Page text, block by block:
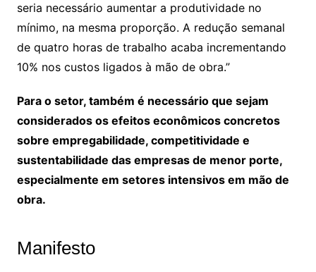
seria necessário aumentar a produtividade no
mínimo, na mesma proporção. A redução semanal
de quatro horas de trabalho acaba incrementando
10% nos custos ligados à mão de obra.”
Para o setor, também é necessário que sejam
considerados os efeitos econômicos concretos
sobre empregabilidade, competitividade e
sustentabilidade das empresas de menor porte,
especialmente em setores intensivos em mão de
obra.
Manifesto